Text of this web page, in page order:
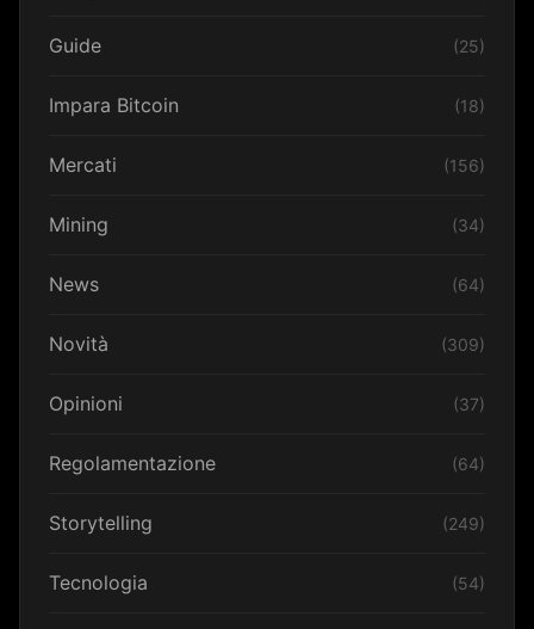
Guide (25)
Impara Bitcoin (18)
Mercati (156)
Mining (34)
News (64)
Novità (309)
Opinioni (37)
Regolamentazione (64)
Storytelling (249)
Tecnologia (54)